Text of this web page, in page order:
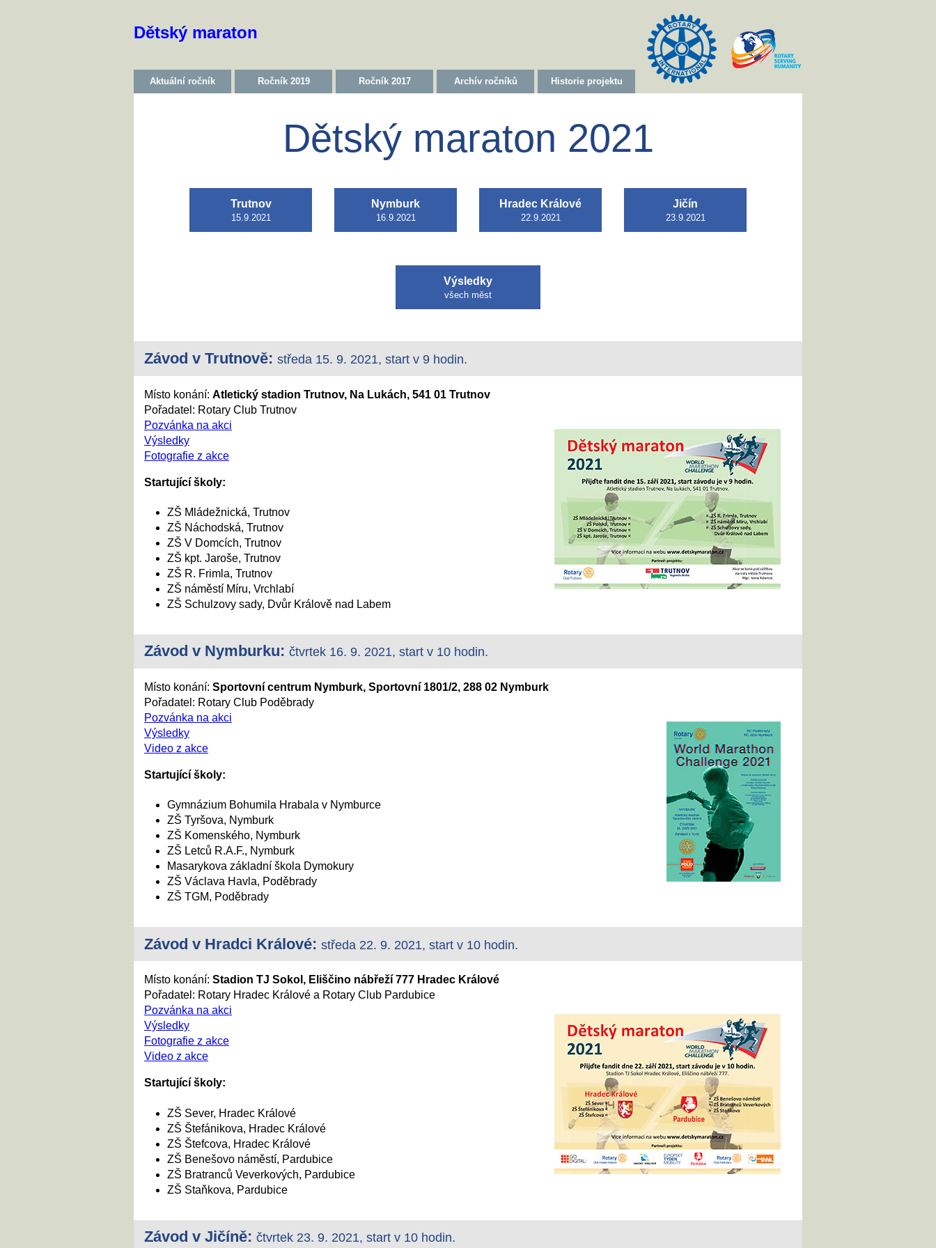
Dětský maraton
Aktuální ročník Ročník 2019 Ročník 2017 Archív ročníků Historie projektu
Dětský maraton 2021
Trutnov
15.9.2021
Nymburk
16.9.2021
Hradec Králové
22.9.2021
Jičín
23.9.2021
Výsledky
všech měst
Závod v Trutnově: středa 15. 9. 2021, start v 9 hodin.
Místo konání: Atletický stadion Trutnov, Na Lukách, 541 01 Trutnov
Pořadatel: Rotary Club Trutnov
Pozvánka na akci
Výsledky
Fotografie z akce
Startující školy:
ZŠ Mládežnická, Trutnov
ZŠ Náchodská, Trutnov
ZŠ V Domcích, Trutnov
ZŠ kpt. Jaroše, Trutnov
ZŠ R. Frimla, Trutnov
ZŠ náměstí Míru, Vrchlabí
ZŠ Schulzovy sady, Dvůr Králově nad Labem
Závod v Nymburku: čtvrtek 16. 9. 2021, start v 10 hodin.
Místo konání: Sportovní centrum Nymburk, Sportovní 1801/2, 288 02 Nymburk
Pořadatel: Rotary Club Poděbrady
Pozvánka na akci
Výsledky
Video z akce
Startující školy:
Gymnázium Bohumila Hrabala v Nymburce
ZŠ Tyršova, Nymburk
ZŠ Komenského, Nymburk
ZŠ Letců R.A.F., Nymburk
Masarykova základní škola Dymokury
ZŠ Václava Havla, Poděbrady
ZŠ TGM, Poděbrady
Závod v Hradci Králové: středa 22. 9. 2021, start v 10 hodin.
Místo konání: Stadion TJ Sokol, Eliščino nábřeží 777 Hradec Králové
Pořadatel: Rotary Hradec Králové a Rotary Club Pardubice
Pozvánka na akci
Výsledky
Fotografie z akce
Video z akce
Startující školy:
ZŠ Sever, Hradec Králové
ZŠ Štefánikova, Hradec Králové
ZŠ Štefcova, Hradec Králové
ZŠ Benešovo náměstí, Pardubice
ZŠ Bratranců Veverkových, Pardubice
ZŠ Staňkova, Pardubice
Závod v Jičíně: čtvrtek 23. 9. 2021, start v 10 hodin.